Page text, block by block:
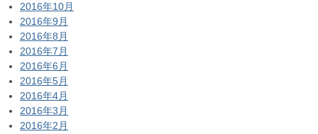
2016年10月
2016年9月
2016年8月
2016年7月
2016年6月
2016年5月
2016年4月
2016年3月
2016年2月